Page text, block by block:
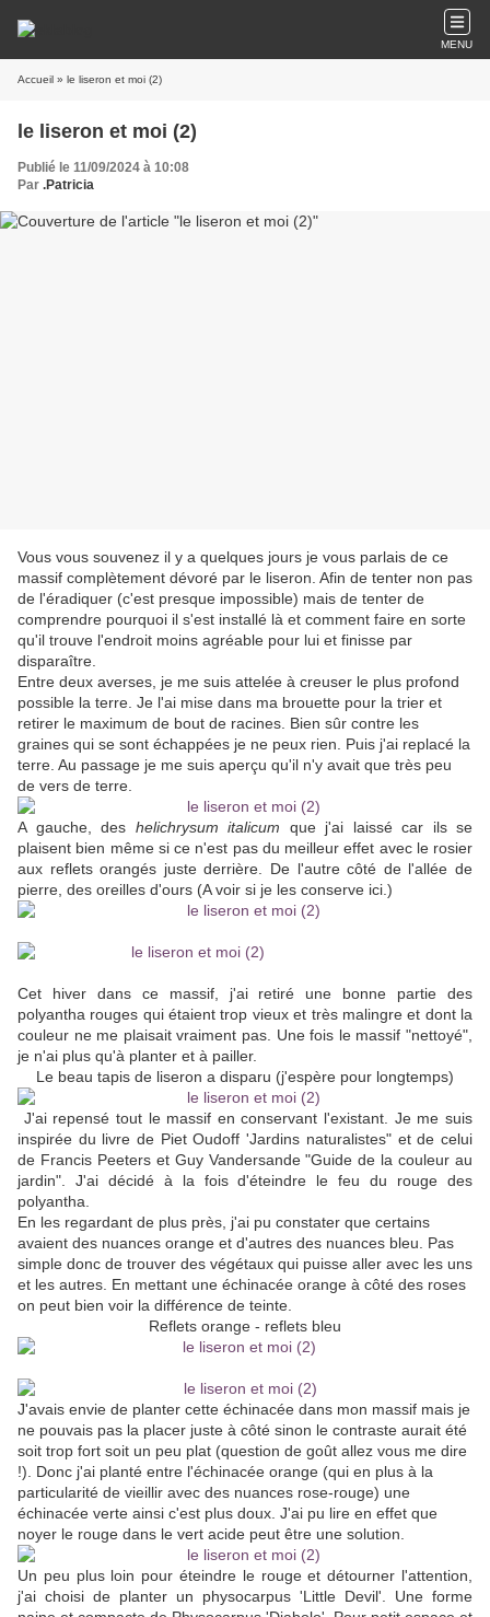
MENU
Accueil » le liseron et moi (2)
le liseron et moi (2)
Publié le 11/09/2024 à 10:08
Par .Patricia
Vous vous souvenez il y a quelques jours je vous parlais de ce
massif complètement dévoré par le liseron. Afin de tenter non pas
de l'éradiquer (c'est presque impossible) mais de tenter de
comprendre pourquoi il s'est installé là et comment faire en sorte
qu'il trouve l'endroit moins agréable pour lui et finisse par
disparaître.
Entre deux averses, je me suis attelée à creuser le plus profond
possible la terre. Je l'ai mise dans ma brouette pour la trier et
retirer le maximum de bout de racines. Bien sûr contre les
graines qui se sont échappées je ne peux rien. Puis j'ai replacé la
terre. Au passage je me suis aperçu qu'il n'y avait que très peu
de vers de terre.
A gauche, des helichrysum italicum que j'ai laissé car ils se
plaisent bien même si ce n'est pas du meilleur effet avec le rosier
aux reflets orangés juste derrière. De l'autre côté de l'allée de
pierre, des oreilles d'ours (A voir si je les conserve ici.)
Cet hiver dans ce massif, j'ai retiré une bonne partie des
polyantha rouges qui étaient trop vieux et très malingre et dont la
couleur ne me plaisait vraiment pas. Une fois le massif "nettoyé",
je n'ai plus qu'à planter et à pailler.
Le beau tapis de liseron a disparu (j'espère pour longtemps)
J'ai repensé tout le massif en conservant l'existant. Je me suis
inspirée du livre de Piet Oudoff 'Jardins naturalistes" et de celui
de Francis Peeters et Guy Vandersande "Guide de la couleur au
jardin". J'ai décidé à la fois d'éteindre le feu du rouge des
polyantha.
En les regardant de plus près, j'ai pu constater que certains
avaient des nuances orange et d'autres des nuances bleu. Pas
simple donc de trouver des végétaux qui puisse aller avec les uns
et les autres. En mettant une échinacée orange à côté des roses
on peut bien voir la différence de teinte.
Reflets orange - reflets bleu
J'avais envie de planter cette échinacée dans mon massif mais je
ne pouvais pas la placer juste à côté sinon le contraste aurait été
soit trop fort soit un peu plat (question de goût allez vous me dire
!). Donc j'ai planté entre l'échinacée orange (qui en plus à la
particularité de vieillir avec des nuances rose-rouge) une
échinacée verte ainsi c'est plus doux. J'ai pu lire en effet que
noyer le rouge dans le vert acide peut être une solution.
Un peu plus loin pour éteindre le rouge et détourner l'attention,
j'ai choisi de planter un physocarpus 'Little Devil'. Une forme